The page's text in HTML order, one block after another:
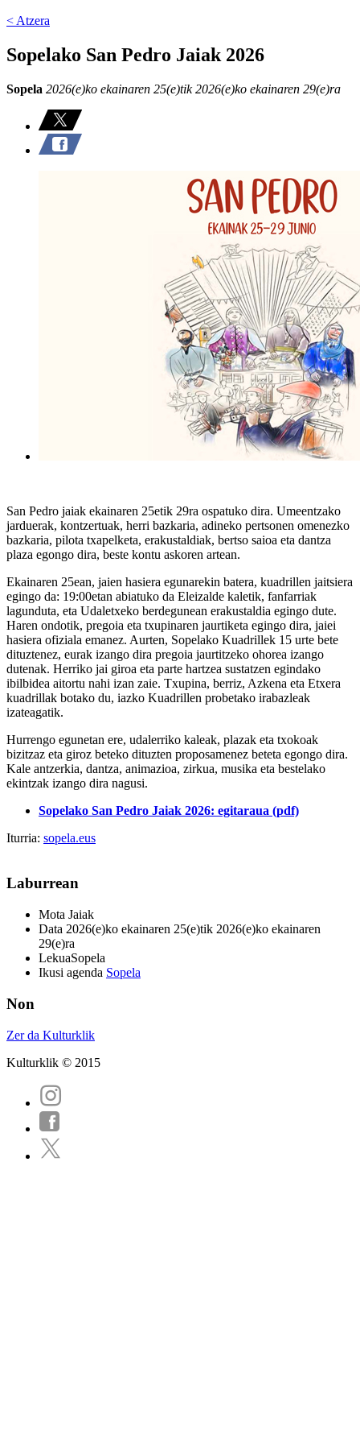
< Atzera
Sopelako San Pedro Jaiak 2026
Sopela 2026(e)ko ekainaren 25(e)tik 2026(e)ko ekainaren 29(e)ra
San Pedro jaiak ekainaren 25etik 29ra ospatuko dira. Umeentzako
jarduerak, kontzertuak, herri bazkaria, adineko pertsonen omenezko
bazkaria, pilota txapelketa, erakustaldiak, bertso saioa eta dantza
plaza egongo dira, beste kontu askoren artean.
Ekainaren 25ean, jaien hasiera egunarekin batera, kuadrillen jaitsiera
egingo da: 19:00etan abiatuko da Eleizalde kaletik, fanfarriak
lagunduta, eta Udaletxeko berdegunean erakustaldia egingo dute.
Haren ondotik, pregoia eta txupinaren jaurtiketa egingo dira, jaiei
hasiera ofiziala emanez. Aurten, Sopelako Kuadrillek 15 urte bete
dituztenez, eurak izango dira pregoia jaurtitzeko ohorea izango
dutenak. Herriko jai giroa eta parte hartzea sustatzen egindako
ibilbidea aitortu nahi izan zaie. Txupina, berriz, Azkena eta Etxera
kuadrillak botako du, iazko Kuadrillen probetako irabazleak
izateagatik.
Hurrengo egunetan ere, udalerriko kaleak, plazak eta txokoak
bizitzaz eta giroz beteko dituzten proposamenez beteta egongo dira.
Kale antzerkia, dantza, animazioa, zirkua, musika eta bestelako
ekintzak izango dira nagusi.
Sopelako San Pedro Jaiak 2026: egitaraua (pdf)
Iturria: sopela.eus
Laburrean
Mota Jaiak
Data 2026(e)ko ekainaren 25(e)tik 2026(e)ko ekainaren
29(e)ra
LekuaSopela
Ikusi agenda Sopela
Non
Zer da Kulturklik
Kulturklik © 2015